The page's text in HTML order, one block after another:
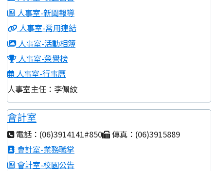
人事室-新聞報導
人事室-常用連結
人事室-活動相簿
人事室-榮譽榜
人事室-行事曆
人事室主任：李佩紋
會計室
電話：(06)3914141#850
傳真：(06)3915889
會計室-業務職掌
會計室-校園公告